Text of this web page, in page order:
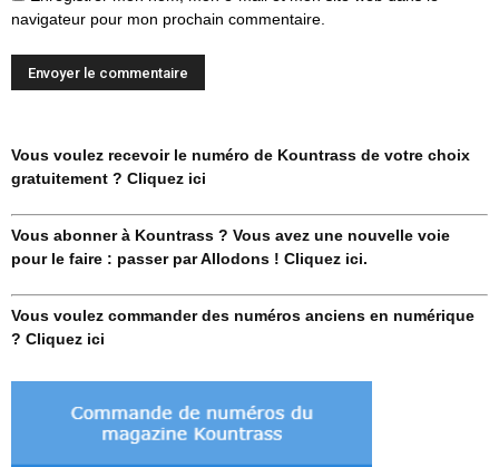
navigateur pour mon prochain commentaire.
Vous voulez recevoir le numéro de Kountrass de votre choix
gratuitement ? Cliquez ici
Vous abonner à Kountrass ? Vous avez une nouvelle voie
pour le faire : passer par Allodons ! Cliquez ici.
Vous voulez commander des numéros anciens en numérique
? Cliquez ici